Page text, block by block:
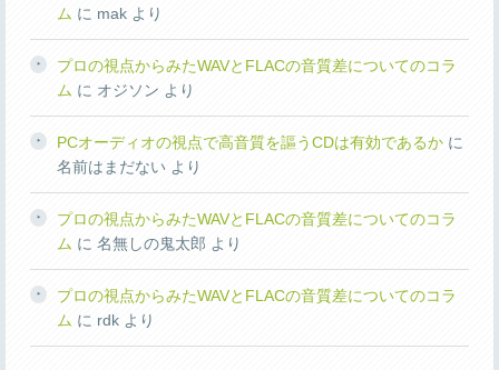
ム に makより
プロの視点からみたWAVとFLACの音質差についてのコラ
ム に オジソン より
PCオーディオの視点で高音質を謳うCDは有効であるかに
名前はまだない より
プロの視点からみたWAVとFLACの音質差についてのコラ
ム に 名無しの鬼太郎 より
プロの視点からみたWAVとFLACの音質差についてのコラ
ム に rdkより